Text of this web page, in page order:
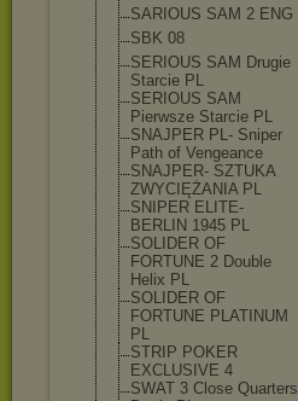
SARIOUS SAM 2 ENG
SBK 08
SERIOUS SAM Drugie
Starcie PL
SERIOUS SAM
Pierwsze Starcie PL
SNAJPER PL- Sniper
Path of Vengeance
SNAJPER- SZTUKA
ZWYCIĘŻANIA PL
SNIPER ELITE-
BERLIN 1945 PL
SOLIDER OF
FORTUNE 2 Double
Helix PL
SOLIDER OF
FORTUNE PLATINUM
PL
STRIP POKER
EXCLUSIVE 4
SWAT 3 Close Quarters